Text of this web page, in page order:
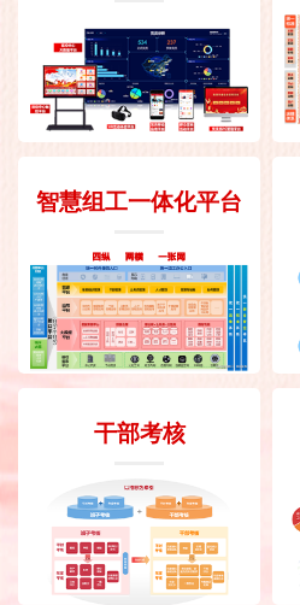
智慧组工一体化平台
干部考核